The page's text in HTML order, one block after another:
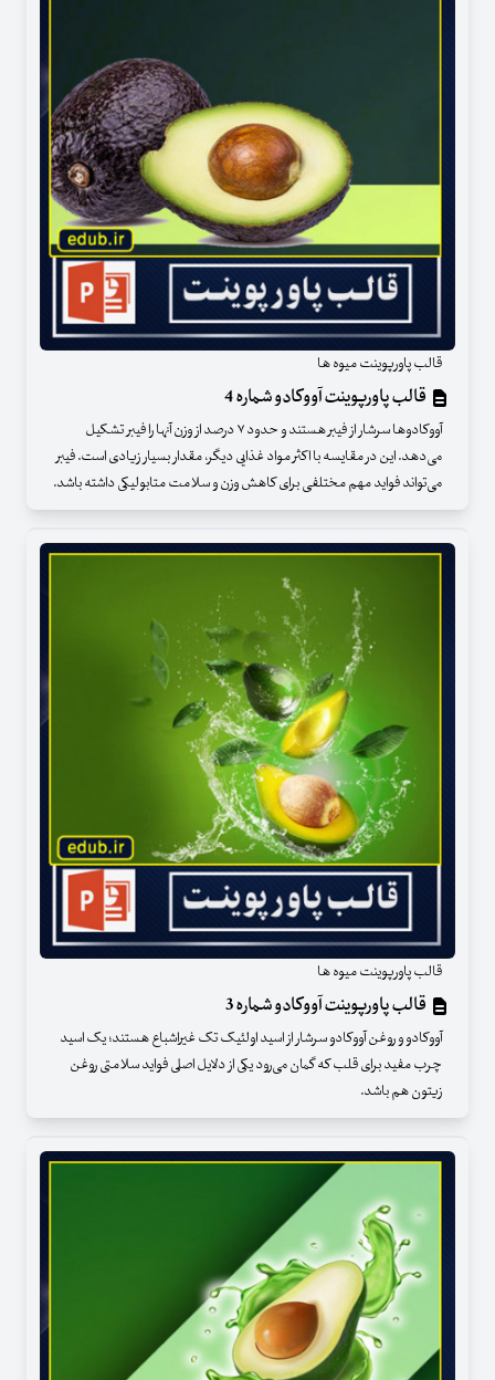
قالب پاورپوینت میوه ها
قالب پاورپوینت آووکادو شماره 4
آووکادوها سرشار از فیبر هستند و حدود ۷ درصد از وزن آنها را فیبر تشکیل
می‌دهد. این در مقایسه با اکثر مواد غذایی دیگر، مقدار بسیار زیادی است. فیبر
می‌تواند فواید مهم مختلفی برای کاهش وزن و سلامت متابولیکی داشته باشد.
قالب پاورپوینت میوه ها
قالب پاورپوینت آووکادو شماره 3
آووکادو و روغن آووکادو سرشار از اسید اولئیک تک غیراشباع هستند؛ یک اسید
چرب مفید برای قلب که گمان می‌رود یکی از دلایل اصلی فواید سلامتی روغن
زیتون هم باشد.